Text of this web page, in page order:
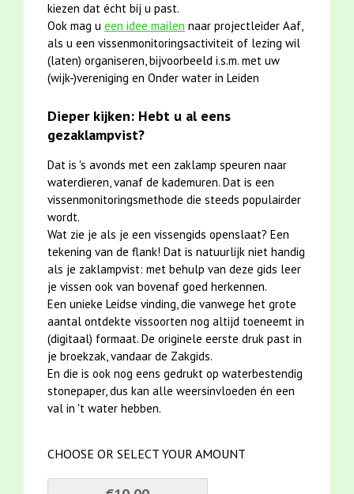
kiezen dat écht bij u past.
Ook mag u een idee mailen naar projectleider Aaf,
als u een vissenmonitoringsactiviteit of lezing wil
(laten) organiseren, bijvoorbeeld i.s.m. met uw
(wijk-)vereniging en Onder water in Leiden
Dieper kijken: Hebt u al eens
gezaklampvist?
Dat is 's avonds met een zaklamp speuren naar
waterdieren, vanaf de kademuren. Dat is een
vissenmonitoringsmethode die steeds populairder
wordt.
Wat zie je als je een vissengids openslaat? Een
tekening van de flank! Dat is natuurlijk niet handig
als je zaklampvist: met behulp van deze gids leer
je vissen ook van bovenaf goed herkennen.
Een unieke Leidse vinding, die vanwege het grote
aantal ontdekte vissoorten nog altijd toeneemt in
(digitaal) formaat. De originele eerste druk past in
je broekzak, vandaar de Zakgids.
En die is ook nog eens gedrukt op waterbestendig
stonepaper, dus kan alle weersinvloeden én een
val in 't water hebben.
CHOOSE OR SELECT YOUR AMOUNT